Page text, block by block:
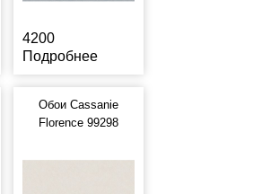
4200
Подробнее
Обои Cassanie
Florence 99298